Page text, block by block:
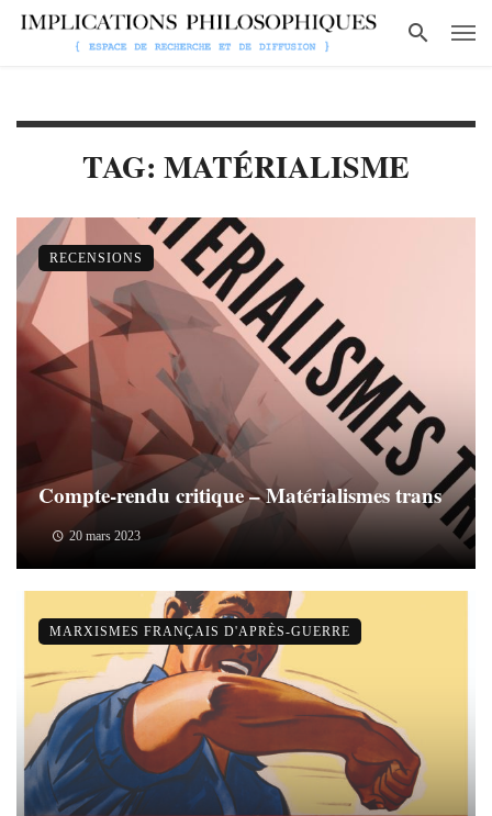
TAG: MATÉRIALISME
Compte-rendu critique – Matérialismes trans
20 mars 2023
RECENSIONS
MARXISMES FRANÇAIS D'APRÈS-GUERRE